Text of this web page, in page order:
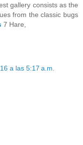
gallery consists as the
from the classic bugs
7 Hare,
a las 5:17 a.m.